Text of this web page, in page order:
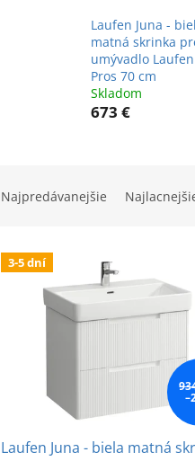
Laufen Juna -
matná skrinka
umývadlo Laufen
Pros 70 cm
Skladom
673 €
n
Najpredávanejšie
V 3-5 dní
Laufen Juna - biela matná